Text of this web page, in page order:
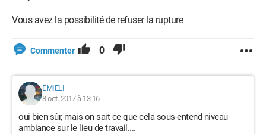
Vous avez la possibilité de refuser la rupture
Commenter 0
EMIELI
8 oct. 2017 à 13:16
oui bien sûr, mais on sait ce que cela sous-entend niveau
ambiance sur le lieu de travail....